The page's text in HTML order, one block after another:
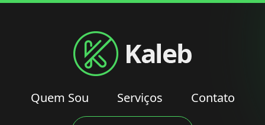
Quem Sou Serviços Contato